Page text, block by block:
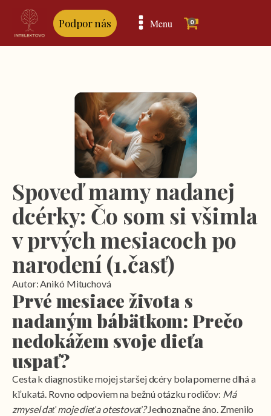
Podpor nás Menu 0
Spoveď mamy nadanej
dcérky: Čo som si všimla
v prvých mesiacoch po
narodení (1.časť)
Autor: Anikó Mituchová
Prvé mesiace života s
nadaným bábätkom: Prečo
nedokážem svoje dieťa
uspať?
Cesta k diagnostike mojej staršej dcéry bola pomerne dlhá a
kľukatá. Rovno odpoviem na bežnú otázku rodičov: Má
zmysel dať moje dieťa otestovať?Jednoznačne áno. Zmenilo